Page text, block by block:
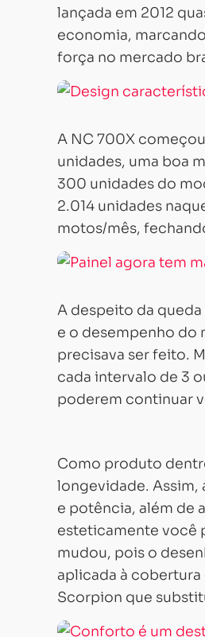
lançada em 2012
economia,
força no mercado
A NC 700X
unidades, uma boa
300 unidades do
2.014 unidades
motos/mês,
A despeito da
e o desempenho do
precisava ser feito.
cada intervalo de 3
poderem continuar
Como produto
longevidade. Assim,
e potência, além de
esteticamente você
mudou, pois o
aplicada à cobertura
Scorpion que